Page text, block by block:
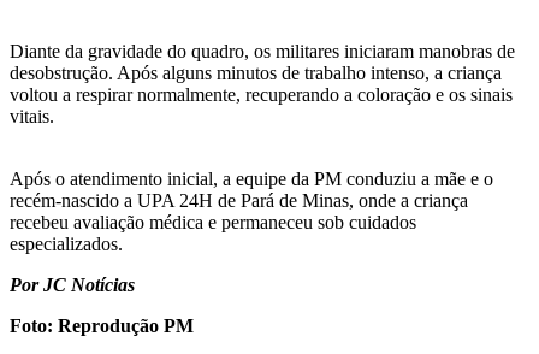
Diante da gravidade do quadro, os militares iniciaram manobras de
desobstrução. Após alguns minutos de trabalho intenso, a criança
voltou a respirar normalmente, recuperando a coloração e os sinais
vitais.
Após o atendimento inicial, a equipe da PM conduziu a mãe e o
recém-nascido a UPA 24H de Pará de Minas, onde a criança
recebeu avaliação médica e permaneceu sob cuidados
especializados.
Por JC Notícias
Foto: Reprodução PM